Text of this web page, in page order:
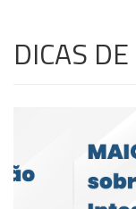
DICAS DE